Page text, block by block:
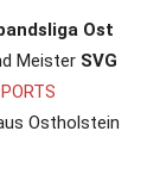
Ost
Meister SVG
Ostholstein